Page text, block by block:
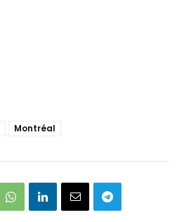
Montréal